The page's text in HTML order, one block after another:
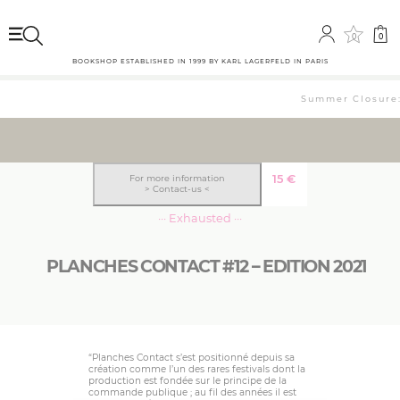
0 0
BOOKSHOP ESTABLISHED IN 1999 BY KARL LAGERFELD IN PARIS
Summer
PLANCHES CONTACT #12 – EDITION 2021
15€
For more information
> Contact-us <
··· Exhausted ···
“Planches Contact s’est positionné depuis sa
création comme l’un des rares festivals dont la
production est fondée sur le principe de la
commande publique ; au fil des années il est